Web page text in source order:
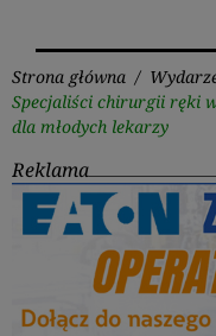
Strona główna /
Specjaliści chirurgii ręki
dla młodych lekarzy
Reklama